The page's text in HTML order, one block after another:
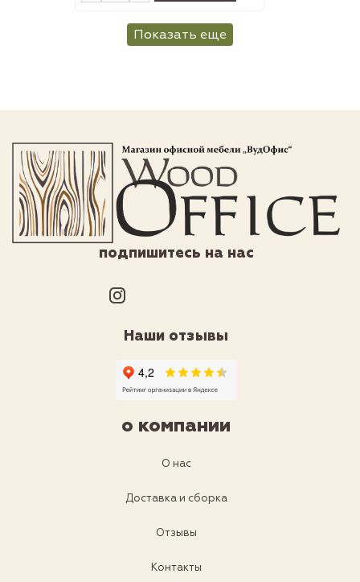
Показать еще
подпишитесь на нас
Наши отзывы
о компании
О нас
Доставка и сборка
Отзывы
Контакты